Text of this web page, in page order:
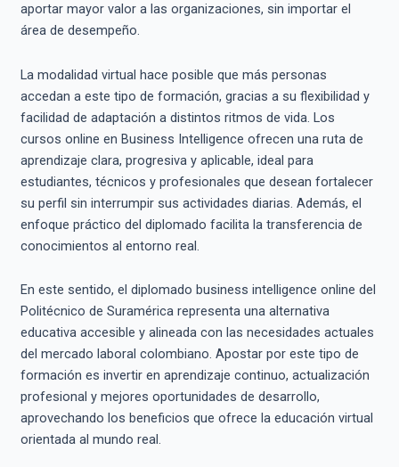
aportar mayor valor a las organizaciones, sin importar el
área de desempeño.
La modalidad virtual hace posible que más personas
accedan a este tipo de formación, gracias a su flexibilidad y
facilidad de adaptación a distintos ritmos de vida. Los
cursos online en Business Intelligence ofrecen una ruta de
aprendizaje clara, progresiva y aplicable, ideal para
estudiantes, técnicos y profesionales que desean fortalecer
su perfil sin interrumpir sus actividades diarias. Además, el
enfoque práctico del diplomado facilita la transferencia de
conocimientos al entorno real.
En este sentido, el diplomado business intelligence online del
Politécnico de Suramérica representa una alternativa
educativa accesible y alineada con las necesidades actuales
del mercado laboral colombiano. Apostar por este tipo de
formación es invertir en aprendizaje continuo, actualización
profesional y mejores oportunidades de desarrollo,
aprovechando los beneficios que ofrece la educación virtual
orientada al mundo real.